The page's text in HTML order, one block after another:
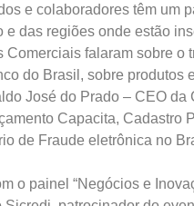
e colaboradores têm um
das regiões onde estão
falaram sobre o
do Brasil, sobre produtos
José do Prado – CEO da
Capacita, Cadastro
de Fraude eletrônica no
o painel “Negócios e